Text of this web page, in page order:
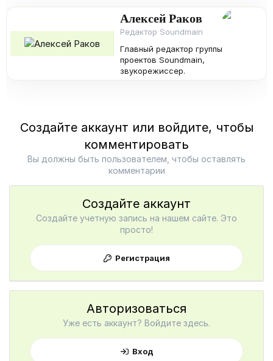
Алексей Раков
Редактор Soundmain
Главный редактор группы
проектов Soundmain,
звукорежиссер.
Создайте аккаунт или войдите, чтобы
комментировать
Вы должны быть пользователем, чтобы оставлять
комментарии
Создайте аккаунт
Создайте учетную запись на нашем сайте. Это
просто!
Регистрация
Авторизоваться
Уже есть аккаунт? Войдите здесь.
Вход